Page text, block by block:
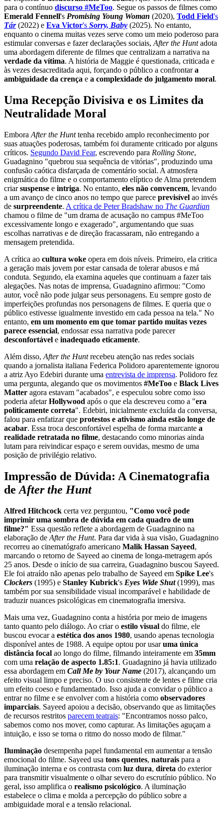
para o contínuo discurso #MeToo. Segue os passos de filmes como
Emerald Fennell's Promising Young Woman (2020), Todd Field's
Tár(2022) e Eva Victor's Sorry, Baby (2025). No entanto,
enquanto o cinema muitas vezes serve como um meio poderoso para
estimular conversas e fazer declarações sociais,After the Huntadota
uma abordagem diferente de filmes que centralizam a narrativa na
verdade da vítima. A história de Maggie é questionada, criticada e
às vezes desacreditada aqui, forçando o público a confrontara
ambiguidade da crença e a complexidade do julgamento moral.
Uma Recepção Divisiva e os Limites da
Neutralidade Moral
Embora After the Hunttenha recebido amplo reconhecimento por
suas atuações poderosas, também foi duramente criticado por alguns
críticos. Segundo David Fear, escrevendo para Rolling Stone,
Guadagnino "quebrou sua sequência de vitórias", produzindo uma
confusão caótica disfarçada de comentário social. A atmosfera
enigmática do filme e o comportamento elíptico de Alma pretendem
criarsuspense e intriga. No entanto, eles não convencem, levando
a um avanço de cinco anos no tempo que parece previsível ao invés
de surpreendente. A crítica de Peter Bradshaw no The Guardian
chamou o filme de "um drama de acusação no campus #MeToo
excessivamente longo e exagerado", argumentando que suas
escolhas narrativas e de direção fracassaram, não entregando a
mensagem pretendida.
A crítica ao cultura woke opera em dois níveis. Primeiro, ela critica
a geração mais jovem por estar cansada de tolerar abusos e má
conduta. Segundo, ela examina aqueles que continuam a fazer tais
alegações. Nas notas de imprensa, Guadagnino afirmou: "Como
autor, você não pode julgar seus personagens. Eu sempre gosto de
imperfeições profundas nos personagens de filmes. E queria que o
público estivesse igualmente investido em cada pessoa na tela." No
entanto, em um momento em que tomar partido muitas vezes
parece essencial, endossar essa narrativa pode parecer
desconfortável e inadequado eticamente.
Além disso, After the Huntrecebeu atenção nas redes sociais
quando a jornalista italiana Federica Polidoro aparentemente ignorou
a atriz Ayo Edebiri durante uma entrevista de imprensa. Polidoro fez
uma pergunta, alegando que os movimentos #MeToo e Black Lives
Matter agora estavam "acabados", e especulou sobre como isso
poderia afetarHollywood após o que ela descreveu como a "era
politicamente correta". Edebiri, inicialmente excluída da conversa,
falou para enfatizar que protestos e ativismo ainda estão longe de
acabar. Essa troca desconfortável espelha de forma marcante a
realidade retratada no filme, destacando como minorias ainda
lutam para reivindicar espaço e serem ouvidas, mesmo de uma
posição de privilégio relativo.
Impressão de Dúvida: A Cinematografia
de After the Hunt
Alfred Hitchcock certa vez perguntou, "Como você pode
imprimir uma sombra de dúvida em cada quadro de um
filme?" Essa questão reflete a abordagem de Guadagnino na
elaboração de After the Hunt. Para dar vida à sua visão, Guadagnino
recorreu ao cinematógrafo americano Malik Hassan Sayeed,
marcando o retorno de Sayeed ao cinema de longa-metragem após
25 anos. Desde o início de sua carreira, Guadagnino buscou Sayeed.
Ele foi atraído não apenas pelo trabalho de Sayeed em Spike Lee's
Clockers (1995) e Stanley Kubrick's Eyes Wide Shut(1999), mas
também por sua sensibilidade visual incomparável e habilidade de
traduzir nuances psicológicas em cinematografia imersiva.
Mais uma vez, Guadagnino conta a história por meio de imagens
tanto quanto pelo diálogo. Ao criar o estilo visual do filme, ele
buscou evocar a estética dos anos 1980, usando apenas tecnologia
disponível antes de 1988. A equipe optou por usaruma única
distância focal ao longo do filme, filmando inteiramente em 35mm
com uma relação de aspecto 1.85:1. Guadagnino já havia utilizado
essa abordagem em Call Me by Your Name (2017), alcançando um
efeito visual limpo e preciso. O uso consistente de lentes e filme cria
um efeito coeso e fundamentado. Isso ajuda a convidar o público a
entrar no filme e se envolver com a história como observadores
imparciais. Sayeed apoiou a decisão, observando que as limitações
de recursos restritos parecem teatrais: "Encontramos nosso palco,
sabemos como nos mover, como capturar. As limitações aguçam a
intuição, e isso se torna o ritmo do nosso modo de filmar."
Iluminação desempenha papel fundamental em aumentar a tensão
emocional do filme. Sayeed usa tons quentes, naturais para a
iluminação interna e os contrasta com luz dura, direta do exterior
para transmitir visualmente o olhar severo do escrutínio público. No
geral, isso amplifica o realismo psicológico. A iluminação
estabelece o clima e molda a percepção do público sobre a
ambiguidade moral e a tensão relacional.